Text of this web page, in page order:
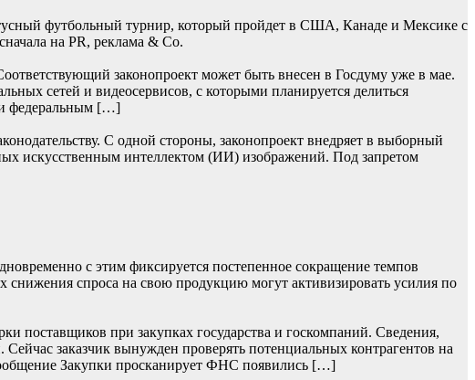
футбольный турнир, который пройдет в США, Канаде и Мексике с
на PR, реклама & Co.
законопроект может быть внесен в Госдуму уже в мае.
сетей и видеосервисов, с которыми планируется делиться
и федеральным […]
С одной стороны, законопроект внедряет в выборный
искусственным интеллектом (ИИ) изображений. Под запретом
с этим фиксируется постепенное сокращение темпов
спроса на свою продукцию могут активизировать усилия по
поставщиков при закупках государства и госкомпаний. Сведения,
заказчик вынужден проверять потенциальных контрагентов на
Закупки просканирует ФНС появились […]